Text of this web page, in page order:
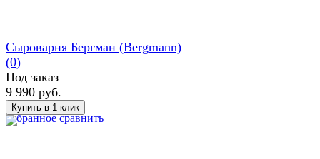
избранное сравнить
Сыроварня Бергман (Bergmann)
(0)
Под заказ
9 990 руб.